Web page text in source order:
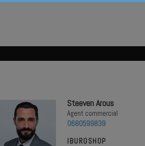
Steeven Arous
Agent commercial
0680599839
IBUROSHOP